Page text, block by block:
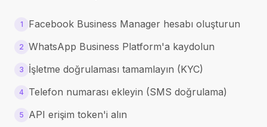
1 Facebook Business Manager hesabı oluşturun
2 WhatsApp Business Platform'a kaydolun
3 İşletme doğrulaması tamamlayın (KYC)
4 Telefon numarası ekleyin (SMS doğrulama)
5 API erişim token'i alın